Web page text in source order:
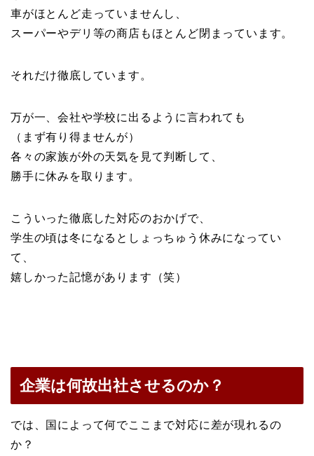
車がほとんど走っていませんし、
スーパーやデリ等の商店もほとんど閉まっています。
それだけ徹底しています。
万が一、会社や学校に出るように言われても
（まず有り得ませんが）
各々の家族が外の天気を見て判断して、
勝手に休みを取ります。
こういった徹底した対応のおかげで、
学生の頃は冬になるとしょっちゅう休みになってい
て、
嬉しかった記憶があります（笑）
企業は何故出社させるのか？
では、国によって何でここまで対応に差が現れるの
か？